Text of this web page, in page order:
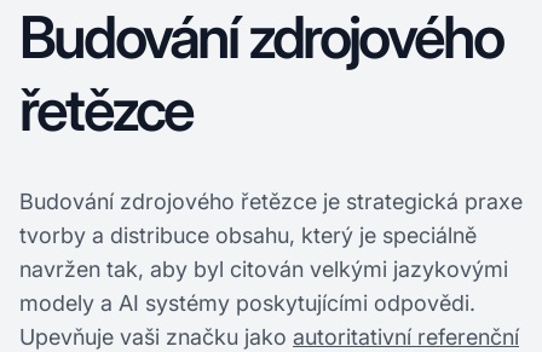
Budování zdrojového
řetězce
Budování zdrojového řetězce je strategická praxe
tvorby a distribuce obsahu, který je speciálně
navržen tak, aby byl citován velkými jazykovými
modely a AI systémy poskytujícími odpovědi.
Upevňuje vaši značku jako autoritativní referenční